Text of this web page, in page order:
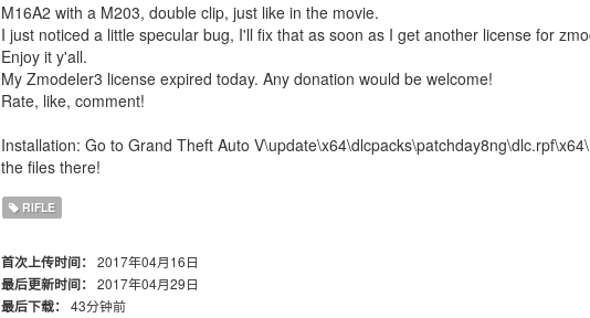
M16A2 with a M203, double clip, just like in the movie.
I just noticed a little specular bug, I'll fix that as soon as I get another license for
Enjoy it y'all.
My Zmodeler3 license expired today. Any donation would be welcome!
Rate, like, comment!
Installation: Go to Grand Theft Auto
the files there!
RIFLE
首次上传时间： 2017年04月16日
最后更新时间： 2017年04月29日
最后下载： 43分钟前